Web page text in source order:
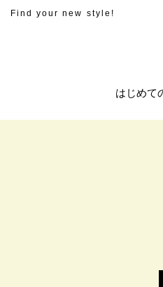
Find your new style!
はじめて